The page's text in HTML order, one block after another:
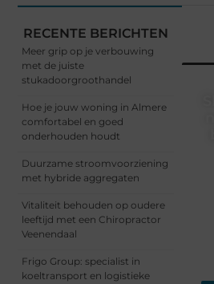
RECENTE BERICHTEN
Meer grip op je verbouwing
met de juiste
stukadoorgroothandel
Hoe je jouw woning in Almere
comfortabel en goed
onderhouden houdt
Duurzame stroomvoorziening
met hybride aggregaten
Vitaliteit behouden op oudere
leeftijd met een Chiropractor
Veenendaal
Frigo Group: specialist in
koeltransport en logistieke